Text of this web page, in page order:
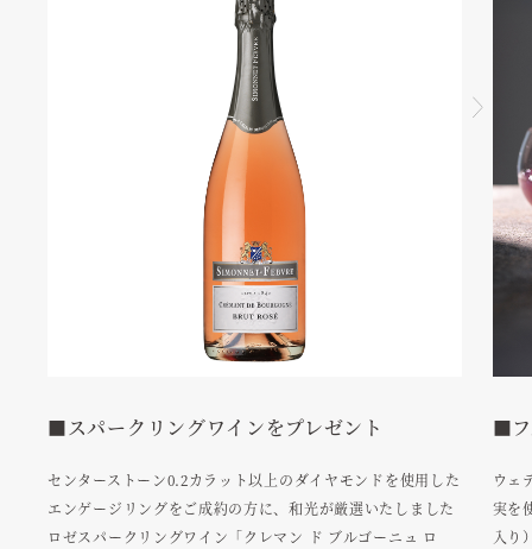
■スパークリングワインをプレゼント
センターストーン0.2カラット以上のダイヤモンドを使用した
エンゲージリングをご成約の方に、和光が厳選いたしました
ロゼスパークリングワイン「クレマン ド ブルゴーニュ ロ
■フ
ウェ
実を
入り